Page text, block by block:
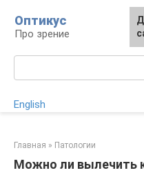
контенту
Оптикус
Про зрение
English
Главная » Патологии
Можно ли вылечить